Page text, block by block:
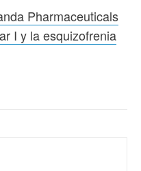
Pharmaceuticals
I y la esquizofrenia